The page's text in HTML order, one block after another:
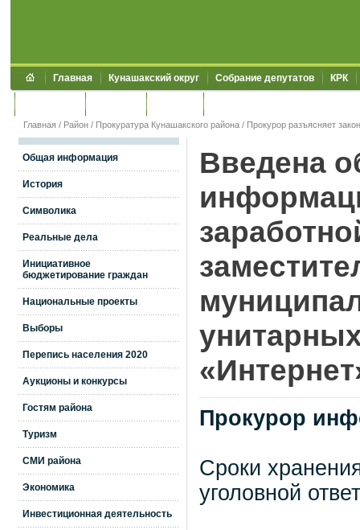
Главная Кунашакский округ Собрание депутатов КРК
Главная / Район / Прокуратура Кунашакского района / Прокурор разъясняет закон
Общая информация
История
Символика
Реальные дела
Инициативное
бюджетирование граждан
Национальные проекты
Выборы
Перепись населения 2020
Аукционы и конкурсы
Гостям района
Туризм
СМИ района
Экономика
Инвестиционная деятельность
Введена
Прокурор
Сроки
уголовной